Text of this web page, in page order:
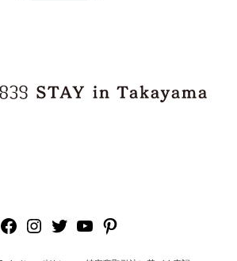
Facebook
Instagram
Twitter
YouTube
Pinterest